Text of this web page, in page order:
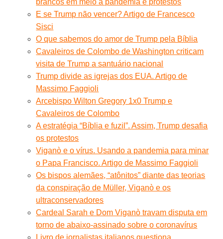
E se Trump não vencer? Artigo de Francesco
Sisci
O que sabemos do amor de Trump pela Bíblia
Cavaleiros de Colombo de Washington criticam
visita de Trump a santuário nacional
Trump divide as igrejas dos EUA. Artigo de
Massimo Faggioli
Arcebispo Wilton Gregory 1x0 Trump e
Cavaleiros de Colombo
A estratégia “Bíblia e fuzil”. Assim, Trump desafia
os protestos
Viganò e o vírus. Usando a pandemia para minar
o Papa Francisco. Artigo de Massimo Faggioli
Os bispos alemães, “atônitos” diante das teorias
da conspiração de Müller, Viganò e os
ultraconservadores
Cardeal Sarah e Dom Viganò travam disputa em
torno de abaixo-assinado sobre o coronavírus
Livro de jornalistas italianos questiona